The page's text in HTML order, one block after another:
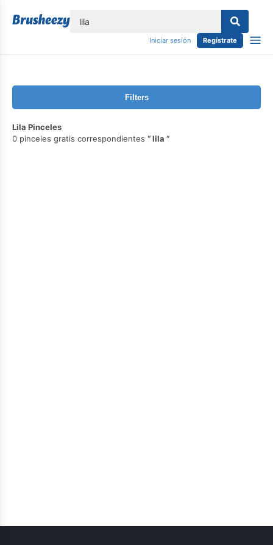
Iniciar sesión Regístrate
Filters
Lila Pinceles
0 pinceles gratis correspondientes
lila